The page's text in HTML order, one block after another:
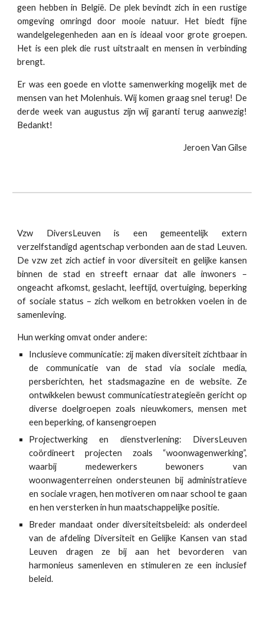
geen hebben in België. De plek bevindt zich in een rustige
omgeving omringd door mooie natuur. Het biedt fijne
wandelgelegenheden aan en is ideaal voor grote groepen.
Het is een plek die rust uitstraalt en mensen in verbinding
brengt.
Er was een goede en vlotte samenwerking mogelijk met de
mensen van het Molenhuis. Wij komen graag snel terug! De
derde week van augustus zijn wij garanti terug aanwezig!
Bedankt!
Jeroen Van Gilse
Vzw DiversLeuven is een gemeentelijk extern
verzelfstandigd agentschap verbonden aan de stad Leuven.
De vzw zet zich actief in voor diversiteit en gelijke kansen
binnen de stad en streeft ernaar dat alle inwoners –
ongeacht afkomst, geslacht, leeftijd, overtuiging, beperking
of sociale status – zich welkom en betrokken voelen in de
samenleving.
Hun werking omvat onder andere:
Inclusieve communicatie: zij maken diversiteit zichtbaar in
de communicatie van de stad via sociale media,
persberichten, het stadsmagazine en de website. Ze
ontwikkelen bewust communicatiestrategieën gericht op
diverse doelgroepen zoals nieuwkomers, mensen met
een beperking, of kansengroepen
Projectwerking en dienstverlening: DiversLeuven
coördineert projecten zoals “woonwagenwerking”,
waarbij medewerkers bewoners van
woonwagenterreinen ondersteunen bij administratieve
en sociale vragen, hen motiveren om naar school te gaan
en hen versterken in hun maatschappelijke positie.
Breder mandaat onder diversiteitsbeleid: als onderdeel
van de afdeling Diversiteit en Gelijke Kansen van stad
Leuven dragen ze bij aan het bevorderen van
harmonieus samenleven en stimuleren ze een inclusief
beleid.